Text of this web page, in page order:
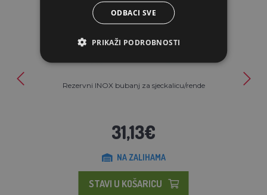
Rezervni INOX bubanj za sjeckalicu/rende
31,13€
NA ZALIHAMA
STAVI U KOŠARICU
ODBACI SVE
PRIKAŽI PODROBNOSTI